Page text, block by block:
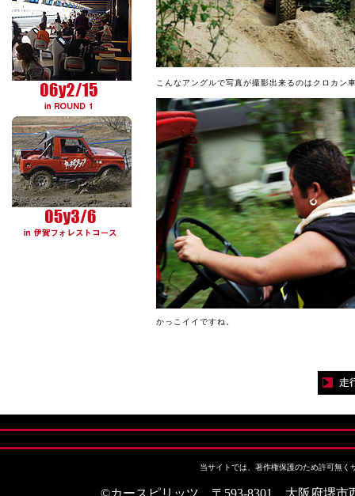
こんなアングルで写真が撮影出来るのはクロカン
かっこイイですね。
当サイトでは、著作権保護のため許可無
©カースピリッツ 〒593-8301 大阪府堺市